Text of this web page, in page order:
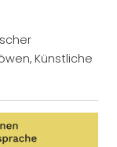
, Künstliche